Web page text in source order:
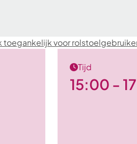
toegankelijk voor
Tijd
15:00 -